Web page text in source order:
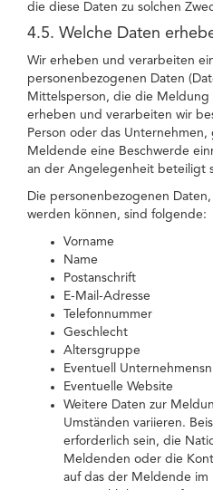
die diese Daten zu solchen
4.5. Welche Daten
Wir erheben und verarbeiten
personenbezogenen Daten
Mittelsperson, die die Meldung
erheben und verarbeiten wir
Person oder das
Meldende eine Beschwerde
an der Angelegenheit beteiligt
Die personenbezogenen
werden können, sind folgende:
Vorname
Name
Postanschrift
E-Mail-Adresse
Telefonnummer
Geschlecht
Altersgruppe
Eventuell
Eventuelle Website
Weitere Daten zur
Umständen variieren.
erforderlich sein, die
Meldenden oder die
auf das der Meldende im